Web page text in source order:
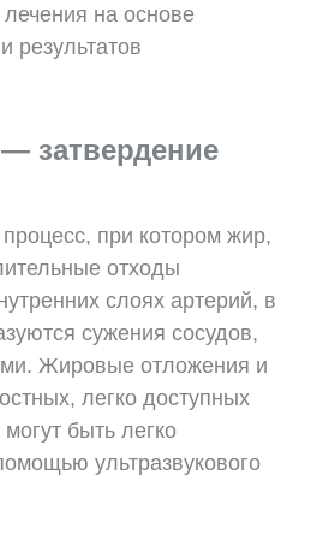
на основе
результатов
затвердение
при котором жир,
отходы
слоях артерий, в
сужения сосудов,
Жировые отложения и
легко доступных
быть легко
ультразвукового